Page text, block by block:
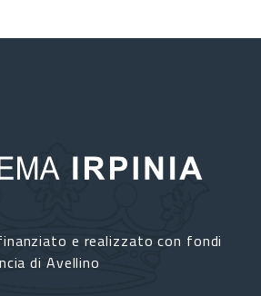
e realizzato con fondi
di Avellino